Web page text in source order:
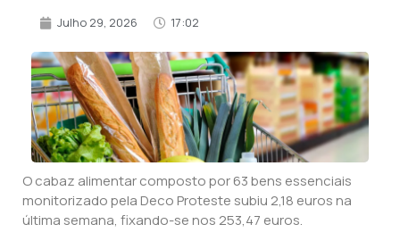
Julho 29, 2026 17:02
O cabaz alimentar composto por 63 bens essenciais
monitorizado pela Deco Proteste subiu 2,18 euros na
última semana, fixando-se nos 253,47 euros.